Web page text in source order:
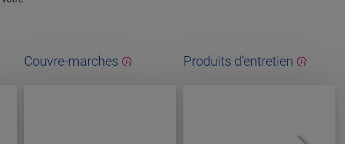
Couvre-marches Produits d’entretien